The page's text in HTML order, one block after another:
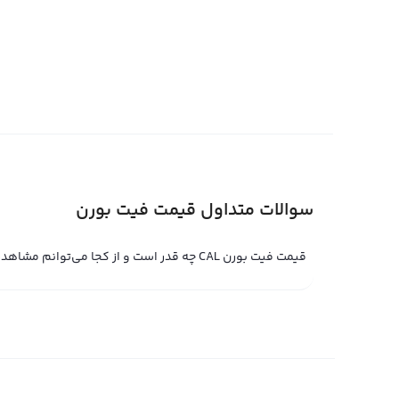
قیمت فیت بورن نیز می‌تواند براساس پول‌های فیات
طور گسترده‌ای در بازارهای بین المللی و صرافی های ارز
است.
سوالات متداول قیمت فیت بورن
قیمت فیت بورن CAL چه قدر است و از کجا می‌توانم مشاهده کنم؟